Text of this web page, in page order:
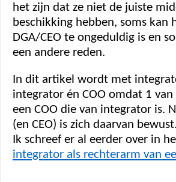
het zijn dat ze niet de juiste
beschikking hebben, soms kan
DGA/CEO te ongeduldig is en
een andere reden.
In dit artikel wordt met
integrator én COO omdat 1
een COO die van integrator is.
(en CEO) is zich daarvan bewust.
Ik schreef er al eerder over in
integrator als rechterarm van